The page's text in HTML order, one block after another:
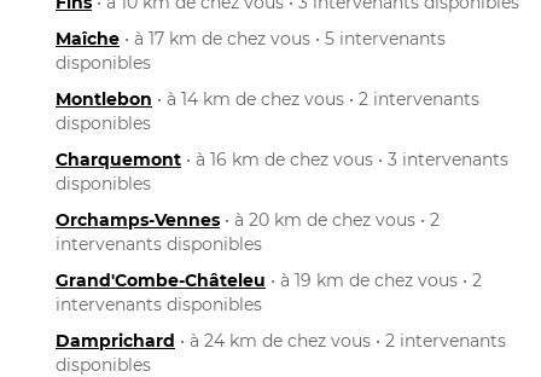
Maîche • à 17 km de chez vous • 5 intervenants
disponibles
Montlebon • à 14 km de chez vous • 2 intervenants
disponibles
Charquemont • à 16 km de chez vous • 3 intervenants
disponibles
Orchamps-Vennes • à 20 km de chez vous • 2
intervenants disponibles
Grand'Combe-Châteleu • à 19 km de chez vous • 2
intervenants disponibles
Damprichard • à 24 km de chez vous • 2 intervenants
disponibles